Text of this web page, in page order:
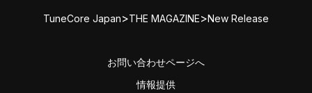
TuneCore Japan>THE MAGAZINE>New Release
お問い合わせページへ
情報提供